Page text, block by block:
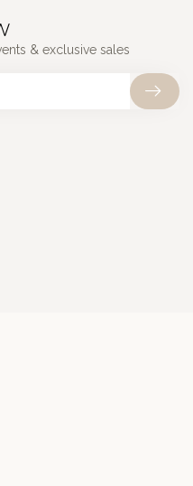
& exclusive sales